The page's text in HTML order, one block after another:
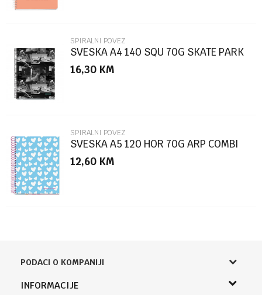
POŠALJI
SPIRALNI POVEZ
SVESKA A4 140 SQU 70G SKATE PARK
16,30 KM
SPIRALNI POVEZ
SVESKA A5 120 HOR 70G ARP COMBI
12,60 KM
PODACI O KOMPANIJI
Knjižara Kultura
INFORMACIJE